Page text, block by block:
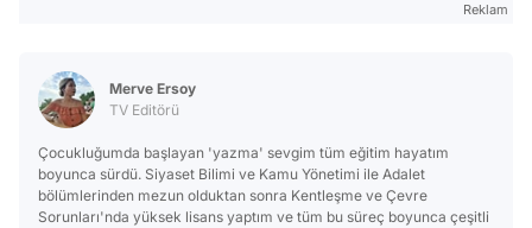
Reklam
Merve Ersoy
TV Editörü
Çocukluğumda başlayan 'yazma' sevgim tüm eğitim hayatım
boyunca sürdü. Siyaset Bilimi ve Kamu Yönetimi ile Adalet
bölümlerinden mezun olduktan sonra Kentleşme ve Çevre
Sorunları'nda yüksek lisans yaptım ve tüm bu süreç boyunca çeşitli